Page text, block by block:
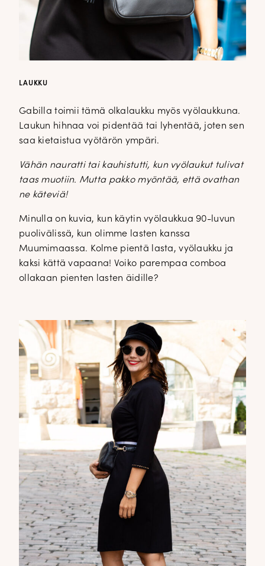
LAUKKU
Gabilla toimii tämä olkalaukku myös vyölaukkuna.
Laukun hihnaa voi pidentää tai lyhentää, joten sen
saa kietaistua vyötärön ympäri.
Vähän nauratti tai kauhistutti, kun vyölaukut tulivat
taas muotiin. Mutta pakko myöntää, että ovathan
ne käteviä!
Minulla on kuvia, kun käytin vyölaukkua 90-luvun
puolivälissä, kun olimme lasten kanssa
Muumimaassa. Kolme pientä lasta, vyölaukku ja
kaksi kättä vapaana! Voiko parempaa comboa
ollakaan pienten lasten äidille?